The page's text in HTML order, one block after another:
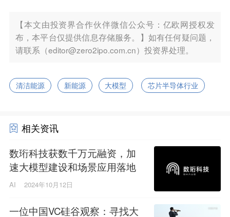
【本文由投资界合作伙伴微信公众号：亿欧网授权发
布，本平台仅提供信息存储服务。】如有任何疑问题，
请联系（editor@zero2ipo.com.cn）投资界处理。
清洁能源 新能源 大模型 芯片半导体行业
相关资讯
数珩科技获数千万元融资，加
速大模型建设和场景应用落地
AI 2024年10月12日
一位中国VC硅谷观察：寻找大